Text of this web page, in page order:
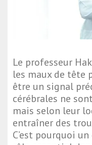
Le professeur
les maux de
être un signal
cérébrales ne
mais selon leur
entraîner des
C’est pourquoi